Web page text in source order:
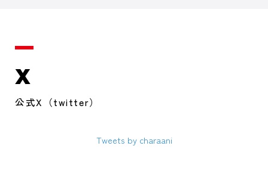
X
公式X（twitter）
Tweets by charaani